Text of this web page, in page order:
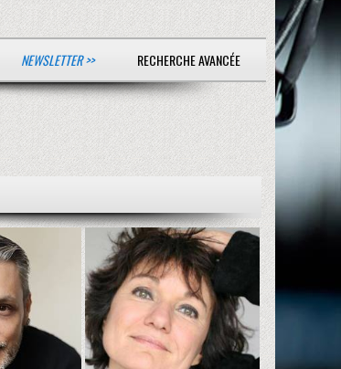
NEWSLETTER >> RECHERCHE AVANCÉE